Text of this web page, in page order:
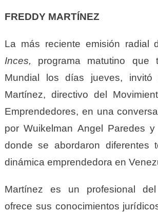
FREDDY MARTÍNEZ
La más reciente emisión radial
Inces, programa matutino que
Mundial los días jueves, invitó
Martínez, directivo del
Emprendedores, en una
por Wuikelman Angel Paredes
donde se abordaron diferentes
dinámica emprendedora en
Martínez es un profesional
ofrece sus conocimientos